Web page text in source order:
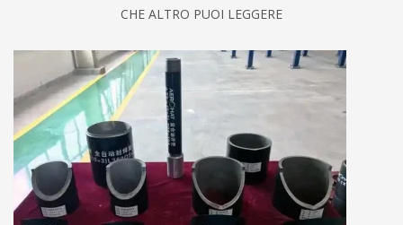
CHE ALTRO PUOI LEGGERE